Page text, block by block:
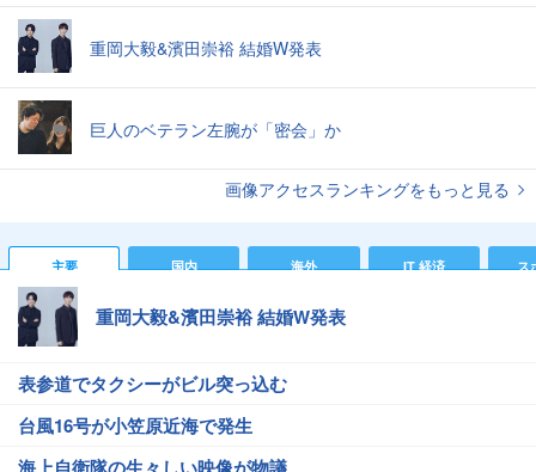
重岡大毅&濱田崇裕 結婚W発表
巨人のベテラン左腕が「密会」か
画像アクセスランキングをもっと見る
主要 国内 海外 IT 経済 ス
重岡大毅&濱田崇裕 結婚W発表
表参道でタクシーがビル突っ込む
台風16号が小笠原近海で発生